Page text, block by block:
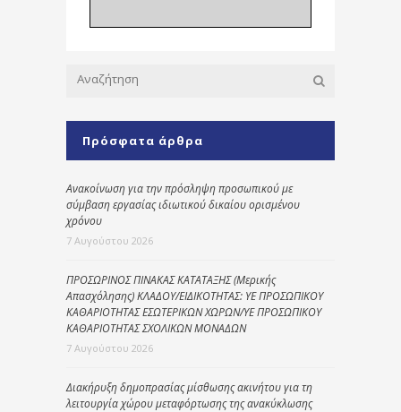
Πρόσφατα άρθρα
Ανακοίνωση για την πρόσληψη προσωπικού με
σύμβαση εργασίας ιδιωτικού δικαίου ορισμένου
χρόνου
7 Αυγούστου 2026
ΠΡΟΣΩΡΙΝΟΣ ΠΙΝΑΚΑΣ ΚΑΤΑΤΑΞΗΣ (Μερικής
Απασχόλησης) ΚΛΑΔΟΥ/ΕΙΔΙΚΟΤΗΤΑΣ: ΥΕ ΠΡΟΣΩΠΙΚΟΥ
ΚΑΘΑΡΙΟΤΗΤΑΣ ΕΣΩΤΕΡΙΚΩΝ ΧΩΡΩΝ/ΥΕ ΠΡΟΣΩΠΙΚΟΥ
ΚΑΘΑΡΙΟΤΗΤΑΣ ΣΧΟΛΙΚΩΝ ΜΟΝΑΔΩΝ
7 Αυγούστου 2026
Διακήρυξη δημοπρασίας μίσθωσης ακινήτου για τη
λειτουργία χώρου μεταφόρτωσης της ανακύκλωσης